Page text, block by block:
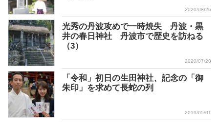
2020/08/26
光秀の丹波攻めで一時焼失 丹波・黒
井の春日神社 丹波市で歴史を訪ねる
（3）
2020/07/20
「令和」初日の生田神社、記念の「御
朱印」を求めて長蛇の列
2019/05/01